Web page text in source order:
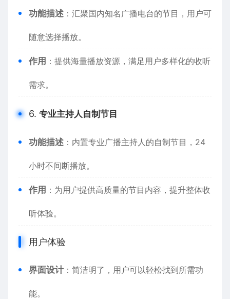
功能描述 ：汇聚国内知名广播电台的节目，用户可
随意选择播放。
作用 ：提供海量播放资源，满足用户多样化的收听
需求。
6. 专业主持人自制节目
功能描述 ：内置专业广播主持人的自制节目，24
小时不间断播放。
作用 ：为用户提供高质量的节目内容，提升整体收
听体验。
用户体验
界面设计 ：简洁明了，用户可以轻松找到所需功
能。